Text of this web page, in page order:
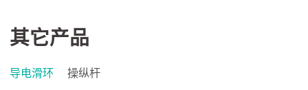
其它产品
导电滑环 操纵杆